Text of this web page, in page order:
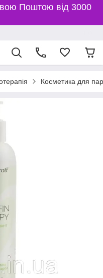
Поштою від 3000
Косметика для